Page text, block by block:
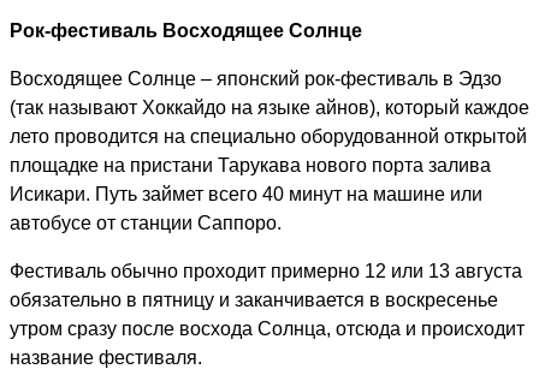
Рок-фестиваль Восходящее Солнце
Восходящее Солнце – японский рок-фестиваль в Эдзо
(так называют Хоккайдо на языке айнов), который каждое
лето проводится на специально оборудованной открытой
площадке на пристани Тарукава нового порта залива
Исикари. Путь займет всего 40 минут на машине или
автобусе от станции Саппоро.
Фестиваль обычно проходит примерно 12 или 13 августа
обязательно в пятницу и заканчивается в воскресенье
утром сразу после восхода Солнца, отсюда и происходит
название фестиваля.